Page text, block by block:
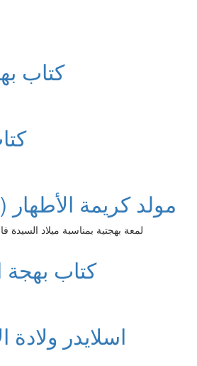
كتاب
مولد كريمة الأطهار
لمعة بهجتية بمناسبة ميلاد
كتاب بهجة
اسلايدر ولادة